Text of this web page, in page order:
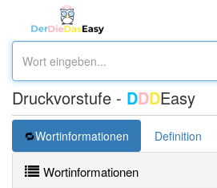
Druckvorstufe - DDDEasy
Wortinformationen Definition
Wortinformationen